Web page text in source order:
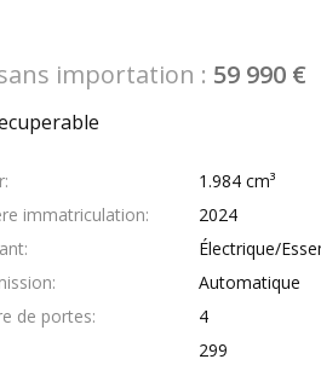
importation : 59 990 €
1.984 cm³
immatriculation
2024
Électrique/
Automatique
de portes
4
299